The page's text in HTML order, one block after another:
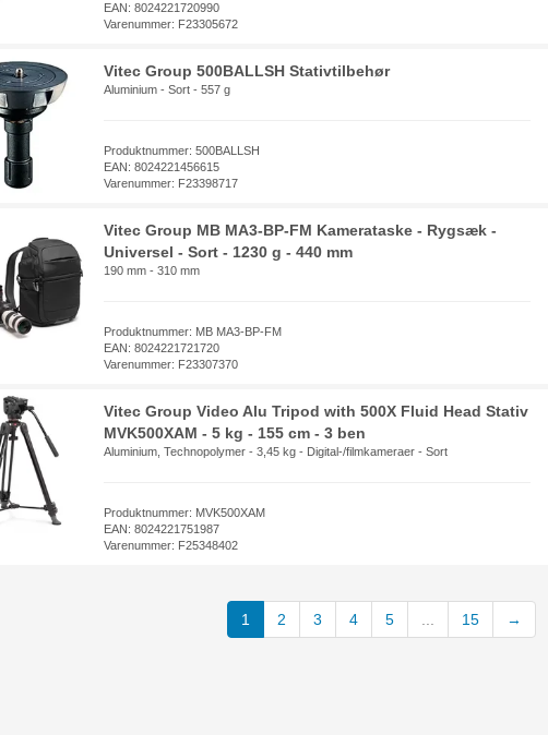
EAN: 8024221720990
Varenummer: F23305672
Vitec Group 500BALLSH Stativtilbehør
Aluminium - Sort - 557 g
Produktnummer: 500BALLSH
EAN: 8024221456615
Varenummer: F23398717
Vitec Group MB MA3-BP-FM Kamerataske - Rygsæk -
Universel - Sort - 1230 g - 440 mm
190 mm - 310 mm
Produktnummer: MB MA3-BP-FM
EAN: 8024221721720
Varenummer: F23307370
Vitec Group Video Alu Tripod with 500X Fluid Head Stativ
MVK500XAM - 5 kg - 155 cm - 3 ben
Aluminium, Technopolymer - 3,45 kg - Digital-/filmkameraer - Sort
Produktnummer: MVK500XAM
EAN: 8024221751987
Varenummer: F25348402
1 2 3 4 5 15 →